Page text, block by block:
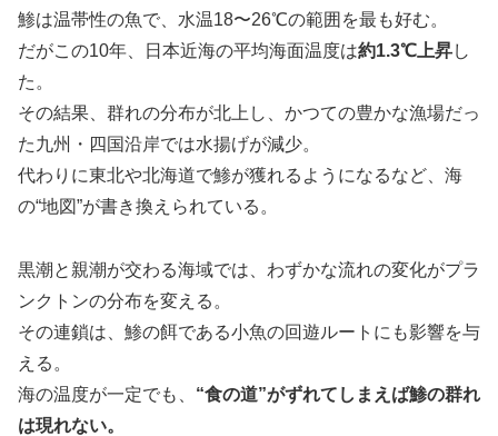
鯵は温帯性の魚で、水温18〜26℃の範囲を最も好む。
だがこの10年、日本近海の平均海面温度は約1.3℃上昇し
た。
その結果、群れの分布が北上し、かつての豊かな漁場だっ
た九州・四国沿岸では水揚げが減少。
代わりに東北や北海道で鯵が獲れるようになるなど、海
の“地図”が書き換えられている。
黒潮と親潮が交わる海域では、わずかな流れの変化がプラ
ンクトンの分布を変える。
その連鎖は、鯵の餌である小魚の回遊ルートにも影響を与
える。
海の温度が一定でも、 “食の道”がずれてしまえば鯵の群れ
は現れない。